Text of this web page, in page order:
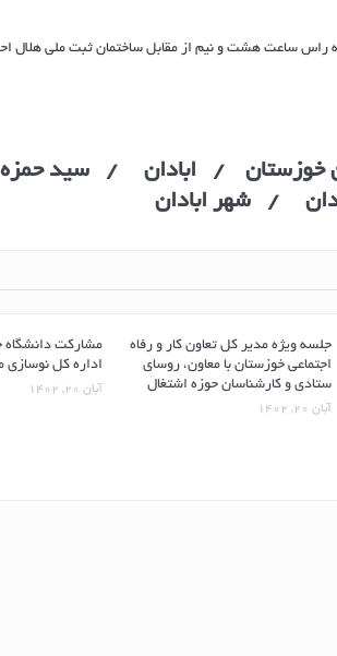
راس ساعت هشت و نیم از مقابل ساختمان ثبت ملی هلال
خوزستان / ابادان / سيد
/ شهر ابادان
جلسه ویژه مدیر کل تعاون کار و رفاه
اجتماعی خوزستان با معاون، روسای
ستادی و کارشناسان حوزه اشتغال
آبان ۲۰, ۱۴۰۲
مشارکت دانشگاه
اداره کل
آبان ۲۰, ۱۴۰۲